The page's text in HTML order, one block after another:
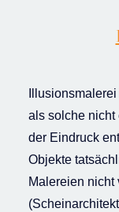
als solche nicht
der Eindruck
Objekte
Malereien nicht